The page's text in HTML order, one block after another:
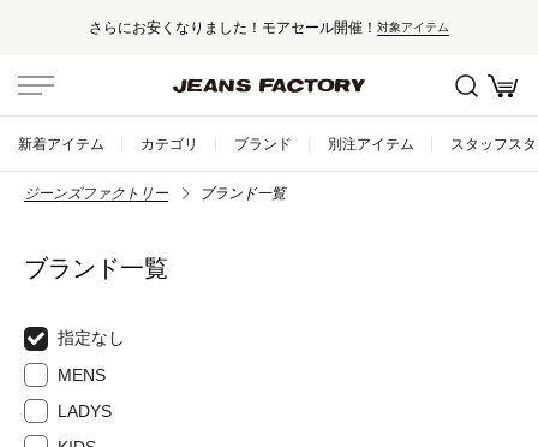
さらにお安くなりました！モアセール開催！ 対象アイテム
新着アイテム カテゴリ ブランド 別注アイテム スタッフス
ジーンズファクトリー ブランド一覧
ブランド一覧
指定なし
MENS
LADYS